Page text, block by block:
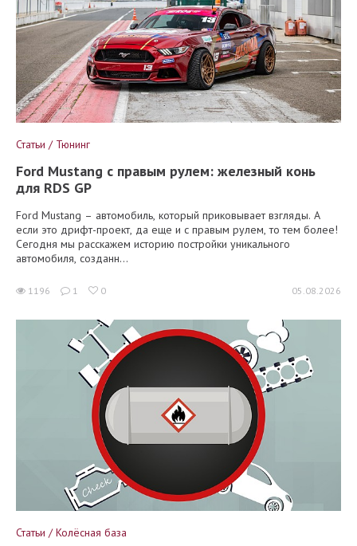
Статьи / Тюнинг
Ford Mustang с правым рулем: железный конь
для RDS GP
Ford Mustang – автомобиль, который приковывает взгляды. А
если это дрифт-проект, да еще и с правым рулем, то тем более!
Сегодня мы расскажем историю постройки уникального
автомобиля, созданн...
1196 1 0 05.08.2026
Статьи / Колёсная база